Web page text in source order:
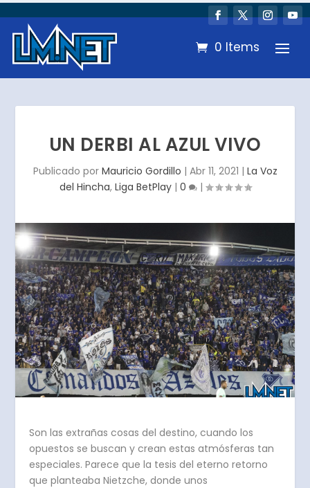
0 Items
UN DERBI AL AZUL VIVO
Publicado por Mauricio Gordillo | Abr 11, 2021 | La Voz
del Hincha, Liga BetPlay| 0 |
Son las extrañas cosas del destino, cuando los
opuestos se buscan y crean estas atmósferas tan
especiales. Parece que la tesis del eterno retorno
que planteaba Nietzche, donde unos